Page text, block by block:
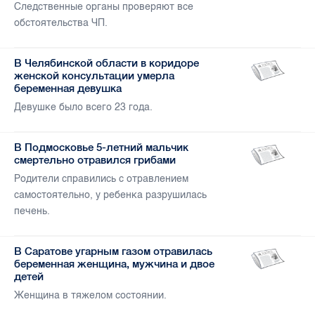
Следственные органы проверяют все
обстоятельства ЧП.
В Челябинской области в коридоре
женской консультации умерла
беременная девушка
Девушке было всего 23 года.
В Подмосковье 5-летний мальчик
смертельно отравился грибами
Родители справились с отравлением
самостоятельно, у ребенка разрушилась
печень.
В Саратове угарным газом отравилась
беременная женщина, мужчина и двое
детей
Женщина в тяжелом состоянии.